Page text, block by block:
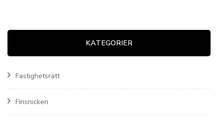
KATEGORIER
Fastighetsrätt
Finsnickeri